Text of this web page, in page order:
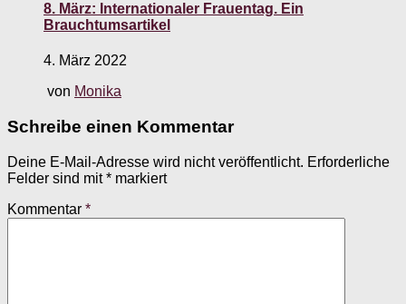
8. März: Internationaler Frauentag. Ein
Brauchtumsartikel
4. März 2022
von Monika
Schreibe einen Kommentar
Deine E-Mail-Adresse wird nicht veröffentlicht. Erforderliche
Felder sind mit* markiert
Kommentar *